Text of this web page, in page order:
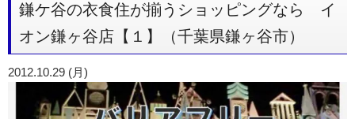
鎌ケ谷の衣食住が揃うショッピングなら イ
オン鎌ヶ谷店【１】（千葉県鎌ヶ谷市）
2012.10.29 (月)